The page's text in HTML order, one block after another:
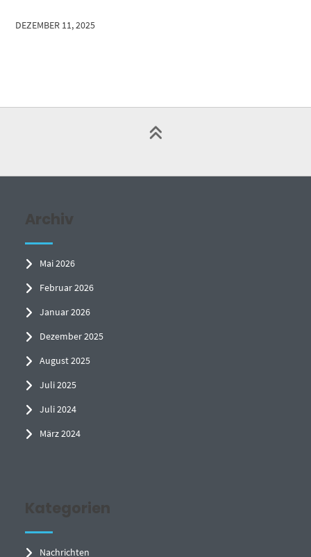
DEZEMBER 11, 2025
Archiv
Mai 2026
Februar 2026
Januar 2026
Dezember 2025
August 2025
Juli 2025
Juli 2024
März 2024
Kategorien
Nachrichten